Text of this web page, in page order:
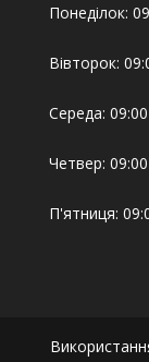
Понеділок:
Вівторок:
Середа:
Четвер:
П'ятниця: